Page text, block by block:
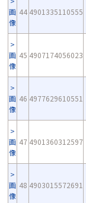
画
像
44 4901335110555
画
像
45 4907174056023
画
像
46 4977629610551
画
像
47 4901360312597
画
像
48 4903015572691